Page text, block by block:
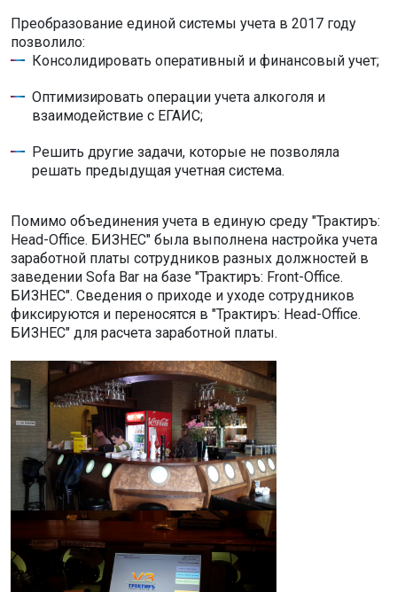
Преобразование единой системы учета в 2017 году
позволило:
Консолидировать оперативный и финансовый учет;
Оптимизировать операции учета алкоголя и
взаимодействие с ЕГАИС;
Решить другие задачи, которые не позволяла
решать предыдущая учетная система.
Помимо объединения учета в единую среду "Трактиръ:
Head-Office. БИЗНЕС" была выполнена настройка учета
заработной платы сотрудников разных должностей в
заведении Sofa Bar на базе "Трактиръ: Front-Office.
БИЗНЕС". Сведения о приходе и уходе сотрудников
фиксируются и переносятся в "Трактиръ: Head-Office.
БИЗНЕС" для расчета заработной платы.